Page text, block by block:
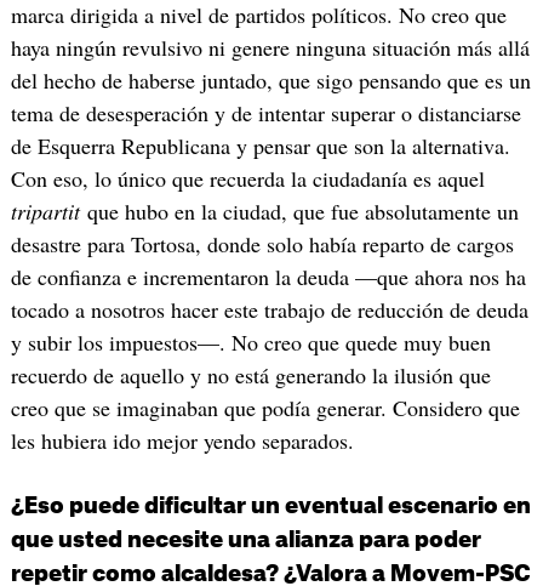
marca dirigida a nivel de partidos políticos. No creo que
haya ningún revulsivo ni genere ninguna situación más allá
del hecho de haberse juntado, que sigo pensando que es un
tema de desesperación y de intentar superar o distanciarse
de Esquerra Republicana y pensar que son la alternativa.
Con eso, lo único que recuerda la ciudadanía es aquel
tripartit que hubo en la ciudad, que fue absolutamente un
desastre para Tortosa, donde solo había reparto de cargos
de confianza e incrementaron la deuda —que ahora nos ha
tocado a nosotros hacer este trabajo de reducción de deuda
y subir los impuestos—. No creo que quede muy buen
recuerdo de aquello y no está generando la ilusión que
creo que se imaginaban que podía generar. Considero que
les hubiera ido mejor yendo separados.
¿Eso puede dificultar un eventual escenario en
que usted necesite una alianza para poder
repetir como alcaldesa? ¿Valora a Movem-PSC